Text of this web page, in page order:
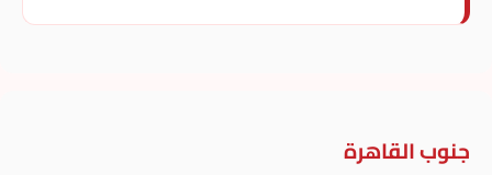
جنوب القاهرة